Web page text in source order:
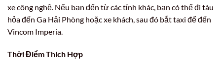
xe công nghệ. Nếu bạn đến từ các tỉnh khác, bạn có thể đi tàu
hỏa đến Ga Hải Phòng hoặc xe khách, sau đó bắt taxi để đến
Vincom Imperia.
Thời Điểm Thích Hợp